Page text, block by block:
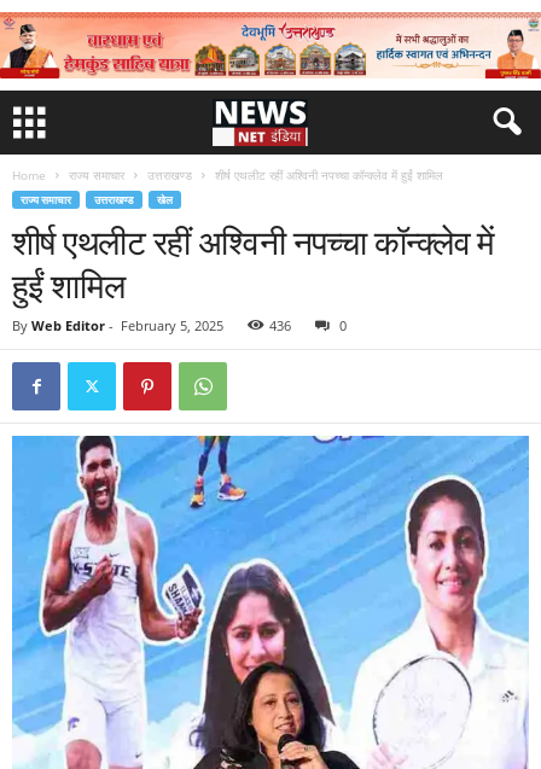
Home राज्य समाचार उत्तराखण्ड शीर्ष एथलीट रहीं अश्विनी नपच्चा कॉन्क्लेव में हुईं शामिल
राज्य समाचार उत्तराखण्ड खेल
शीर्ष एथलीट रहीं अश्विनी नपच्चा कॉन्क्लेव में
हुईं शामिल
By Web Editor - February 5, 2025 436 0